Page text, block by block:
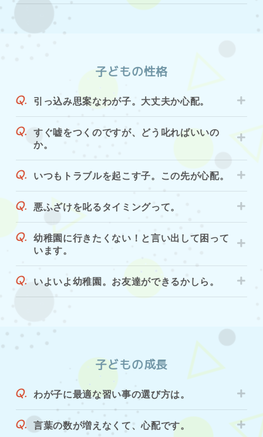
子どもの性格
引っ込み思案なわが子。大丈夫か心配。
すぐ嘘をつくのですが、どう叱ればいいの
か。
いつもトラブルを起こす子。この先が心配。
悪ふざけを叱るタイミングって。
幼稚園に行きたくない！と言い出して困って
います。
いよいよ幼稚園。お友達ができるかしら。
子どもの成長
わが子に最適な習い事の選び方は。
言葉の数が増えなくて、心配です。